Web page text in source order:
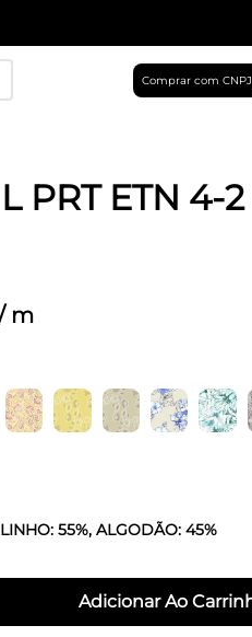
Comprar com CNPJ
PRT ETN 4-2
m
LINHO: 55%, ALGODÃO: 45%